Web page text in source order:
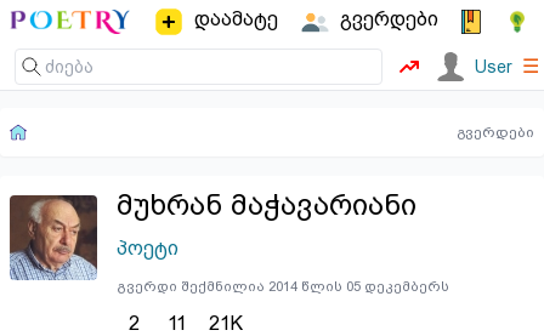
დაამატე გვერდები
User ☰
გვერდები
მუხრან მაჭავარიანი
პოეტი
გვერდი შექმნილია 2014 წლის 05 დეკემბერს
2 11 21K